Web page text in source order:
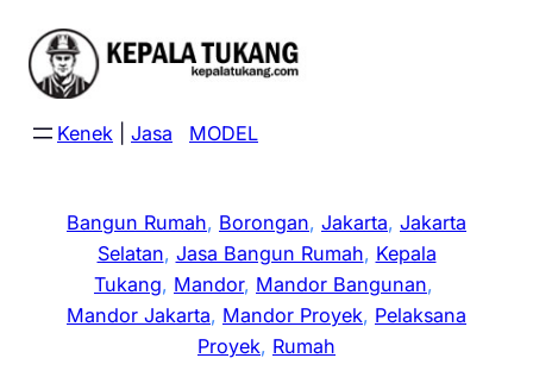
content
Kenek Jasa MODEL
Bangun Rumah, Borongan, Jakarta, Jakarta
Selatan, Jasa Bangun Rumah, Kepala
Tukang, Mandor, Mandor Bangunan
Mandor Jakarta, Mandor Proyek, Pelaksana
Proyek, Rumah